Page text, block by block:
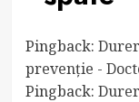
Pingback:
prevenție -
Pingback: